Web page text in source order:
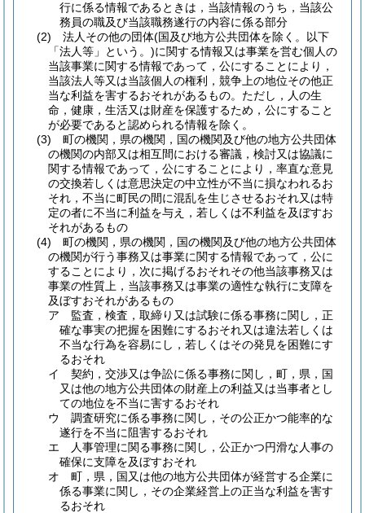
行に係る情報であるときは，当該情報のうち，当該公
務員の職及び当該職務遂行の内容に係る部分
(2)
法人その他の団体(国及び地方公共団体を除く。以下
「法人等」という。)に関する情報又は事業を営む個人の
当該事業に関する情報であって，公にすることにより，
当該法人等又は当該個人の権利，競争上の地位その他正
当な利益を害するおそれがあるもの。 ただし，人の生
命，健康，生活又は財産を保護するため，公にすること
が必要であると認められる情報を除く。
(3)
町の機関，県の機関，国の機関及び他の地方公共団体
の機関の内部又は相互間における審議，検討又は協議に
関する情報であって，公にすることにより，率直な意見
の交換若しくは意思決定の中立性が不当に損なわれるお
それ，不当に町民の間に混乱を生じさせるおそれ又は特
定の者に不当に利益を与え，若しくは不利益を及ぼすお
それがあるもの
(4)
町の機関，県の機関，国の機関及び他の地方公共団体
の機関が行う事務又は事業に関する情報であって，公に
することにより，次に掲げるおそれその他当該事務又は
事業の性質上，当該事務又は事業の適性な執行に支障を
及ぼすおそれがあるもの
ア
監査，検査，取締り又は試験に係る事務に関し，正
確な事実の把握を困難にするおそれ又は違法若しくは
不当な行為を容易にし，若しくはその発見を困難にす
るおそれ
イ
契約，交渉又は争訟に係る事務に関し，町，県，国
又は他の地方公共団体の財産上の利益又は当事者とし
ての地位を不当に害するおそれ
ウ
調査研究に係る事務に関し，その公正かつ能率的な
遂行を不当に阻害するおそれ
エ
人事管理に関る事務に関し，公正かつ円滑な人事の
確保に支障を及ぼすおそれ
オ
町，県，国又は他の地方公共団体が経営する企業に
係る事業に関し，その企業経営上の正当な利益を害す
るおそれ